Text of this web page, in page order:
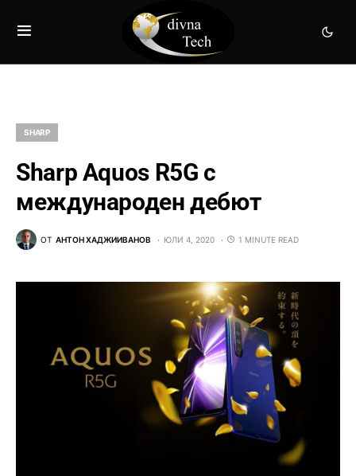
SHARP
Sharp Aquos R5G с
международен дебют
ОТ АНТОН ХАДЖИИВАНОВ ЮЛИ 4, 2020 1 MINUTE READ